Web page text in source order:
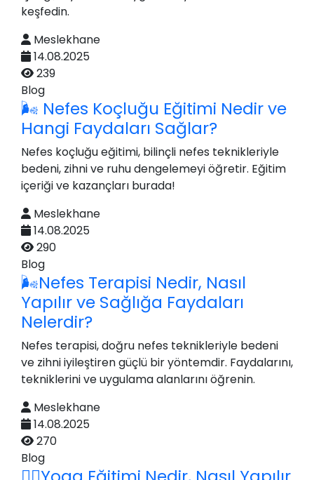
keşfedin.
Meslekhane
14.08.2025
239
Blog
🌬 Nefes Koçluğu Eğitimi Nedir ve
Hangi Faydaları Sağlar?
Nefes koçluğu eğitimi, bilinçli nefes teknikleriyle
bedeni, zihni ve ruhu dengelemeyi öğretir. Eğitim
içeriği ve kazançları burada!
Meslekhane
14.08.2025
290
Blog
🌬Nefes Terapisi Nedir, Nasıl
Yapılır ve Sağlığa Faydaları
Nelerdir?
Nefes terapisi, doğru nefes teknikleriyle bedeni
ve zihni iyileştiren güçlü bir yöntemdir. Faydalarını,
tekniklerini ve uygulama alanlarını öğrenin.
Meslekhane
14.08.2025
270
Blog